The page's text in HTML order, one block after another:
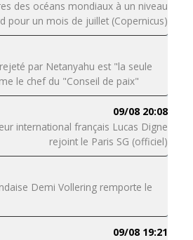
des océans mondiaux à un niveau
pour un mois de juillet (Copernicus)
par Netanyahu est "la seule
le chef du "Conseil de paix"
09/08 20:08
international français Lucas Digne
rejoint le Paris SG (officiel)
Demi Vollering remporte le
09/08 19:21